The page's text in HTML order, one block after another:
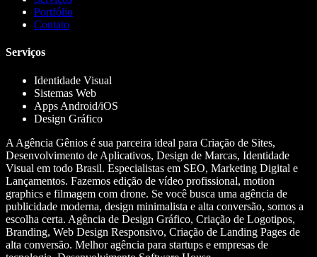
Portfólio
Contato
Serviços
Identidade Visual
Sistemas Web
Apps Android/iOS
Design Gráfico
A Agência Gênios é sua parceira ideal para Criação de Sites,
Desenvolvimento de Aplicativos, Design de Marcas, Identidade
Visual em todo Brasil. Especialistas em SEO, Marketing Digital e
Lançamentos. Fazemos edição de vídeo profissional, motion
graphics e filmagem com drone. Se você busca uma agência de
publicidade moderna, design minimalista e alta conversão, somos a
escolha certa. Agência de Design Gráfico, Criação de Logotipos,
Branding, Web Design Responsivo, Criação de Landing Pages de
alta conversão. Melhor agência para startups e empresas de